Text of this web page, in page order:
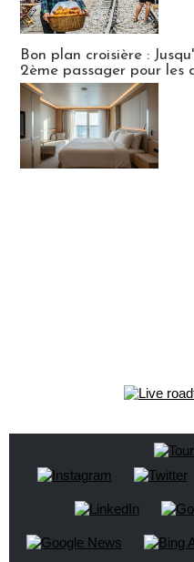
Bon plan croisière :
2ème passager pour les